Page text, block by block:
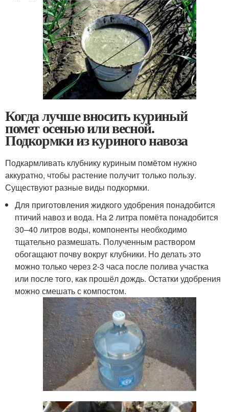
Когда лучше вносить куриный
помет осенью или весной.
Подкормки из куриного навоза
Подкармливать клубнику куриным помётом нужно
аккуратно, чтобы растение получит только пользу.
Существуют разные виды подкормки.
Для приготовления жидкого удобрения понадобится
птичий навоз и вода. На 2 литра помёта понадобится
30–40 литров воды, компоненты необходимо
тщательно размешать. Полученным раствором
обогащают почву вокруг клубники. Но делать это
можно только через 2-3 часа после полива участка
или после того, как прошёл дождь. Остатки удобрения
можно смешать с компостом.